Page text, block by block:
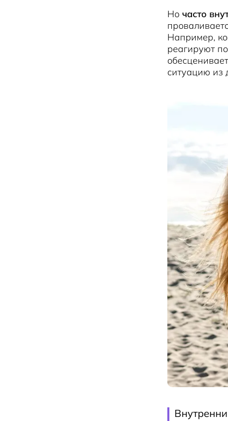
Но часто
Например,
реагируют
ситуацию из